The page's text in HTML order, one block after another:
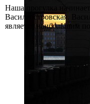
Наша прогулка
Василеостровская.
является наибольшим